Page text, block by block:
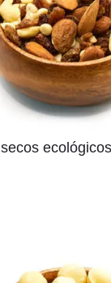
ecológicos